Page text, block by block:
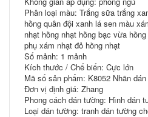
Phân loại màu: Trắng sữa trắng
hồng quân đội xanh lá sen màu
nhạt hồng nhạt hồng bạc vừa
phụ xám nhạt đỏ hồng nhạt
Số mảnh: 1 mảnh
Kích thước / Chế biến: Cực lớn
Mã số sản phẩm: K8052 Nhãn
Đơn vị định giá: Zhang
Phong cách dán tường: Hình dán
Loại dán tường: tranh dán tường